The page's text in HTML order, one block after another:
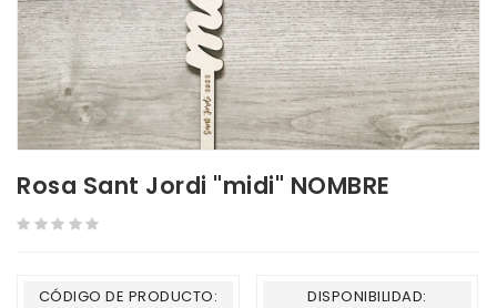
Rosa Sant Jordi "midi" NOMBRE
CÓDIGO DE PRODUCTO: DISPONIBILIDAD: